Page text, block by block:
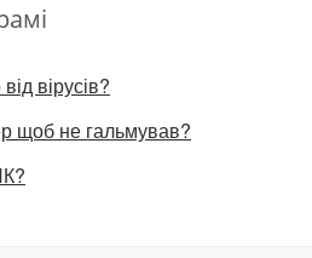
вірусів?
щоб не гальмував?